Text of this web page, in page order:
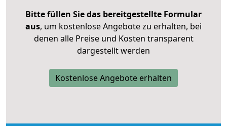
Bitte füllen Sie das bereitgestellte Formular
aus, um kostenlose Angebote zu erhalten, bei
denen alle Preise und Kosten transparent
dargestellt werden
Kostenlose Angebote erhalten